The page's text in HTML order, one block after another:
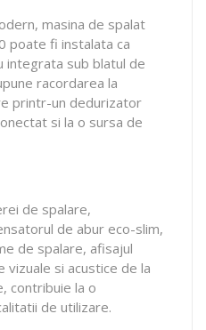
masina de spalat
poate fi instalata ca
integrata sub blatul de
racordarea la
printr-un dedurizator
si la o sursa de
de spalare,
de abur eco-slim,
de spalare, afisajul
si acustice de la
contribuie la o
de utilizare.